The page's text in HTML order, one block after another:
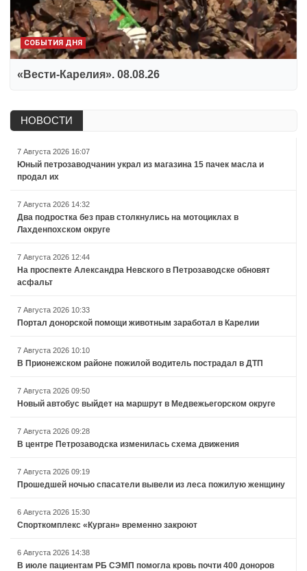
СОБЫТИЯ ДНЯ
«Вести-Карелия». 08.08.26
НОВОСТИ
7 Августа 2026 16:07
Юный петрозаводчанин украл из магазина 15 пачек масла и
продал их
7 Августа 2026 14:32
Два подростка без прав столкнулись на мотоциклах в
Лахденпохском округе
7 Августа 2026 12:44
На проспекте Александра Невского в Петрозаводске обновят
асфальт
7 Августа 2026 10:33
Портал донорской помощи животным заработал в Карелии
7 Августа 2026 10:10
В Прионежском районе пожилой водитель пострадал в ДТП
7 Августа 2026 09:50
Новый автобус выйдет на маршрут в Медвежьегорском округе
7 Августа 2026 09:28
В центре Петрозаводска изменилась схема движения
7 Августа 2026 09:19
Прошедшей ночью спасатели вывели из леса пожилую женщину
6 Августа 2026 15:30
Спорткомплекс «Курган» временно закроют
6 Августа 2026 14:38
В июле пациентам РБ СЭМП помогла кровь почти 400 доноров